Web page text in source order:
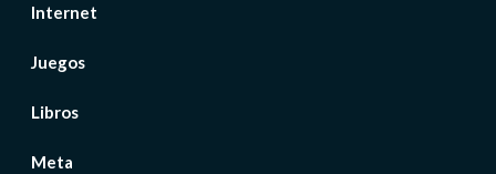
Internet
Juegos
Libros
Meta